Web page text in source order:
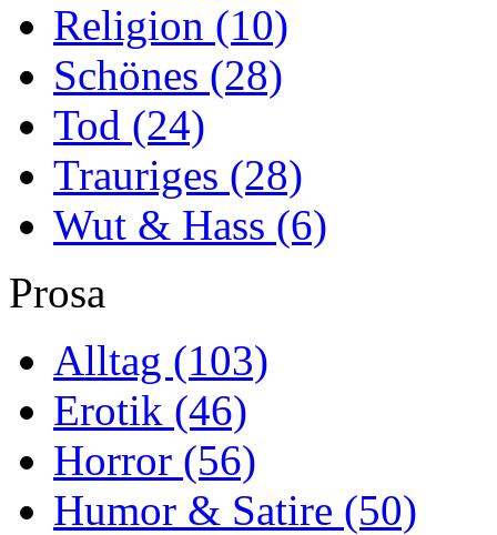
Religion (10)
Schönes (28)
Tod (24)
Trauriges (28)
Wut & Hass (6)
Prosa
Alltag (103)
Erotik (46)
Horror (56)
Humor & Satire (50)